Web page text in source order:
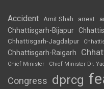
Accident Amit Shah arrest
Chhattisgarh-Bijapur
Chhattisgarh-Jagdalpur
Chhattisgarh-Raigarh
Chief Minister
Chief Minister Dr.
Congress dprcg